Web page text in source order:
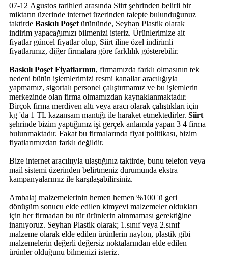
07-12 Agustos tarihleri arasında Siirt şehrinden belirli bir
miktarın üzerinde internet üzerinden talepte bulunduğunuz
taktirde Baskılı Poşet ürününde, Seyhan Plastik olarak
indirim yapacağımızı bilmenizi isteriz. Ürünlerimize ait
fiyatlar güncel fiyatlar olup, Siirt iline özel indirimli
fiyatlarımız, diğer firmalara göre farklılık gösterebilir.
Baskılı Poşet Fiyatlarının, firmamızda farklı olmasının tek
nedeni bütün işlemlerimizi resmi kanallar aracılığıyla
yapmamız, sigortalı personel çalıştırmamız ve bu işlemlerin
merkezinde olan firma olmamızdan kaynaklanmaktadır.
Birçok firma merdiven altı veya aracı olarak çalıştıkları için
kg 'da 1 TL kazansam mantığı ile haraket etmektedirler. Siirt
şehrinde bizim yaptığımız işi gerçek anlamda yapan 3 4 firma
bulunmaktadır. Fakat bu firmalarında fiyat politikası, bizim
fiyatlarımızdan farklı değildir.
Bize internet aracılııyla ulaştığınız taktirde, bunu telefon veya
mail sistemi üzerinden belirtmeniz durumunda ekstra
kampanyalarımız ile karşılaşabilirsiniz.
Ambalaj malzemelerinin hemen hemen %100 'ü geri
dönüşüm sonucu elde edilen kimyevi malzemeler oldukları
için her firmadan bu tür ürünlerin alınmaması gerektiğine
inanıyoruz. Seyhan Plastik olarak; 1.sınıf veya 2.sınıf
malzeme olarak elde edilen ürünlerin naylon, plastik gibi
malzemelerin değerli değersiz noktalarından elde edilen
ürünler olduğunu bilmenizi isteriz.